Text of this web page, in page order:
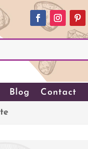
Blog Contact